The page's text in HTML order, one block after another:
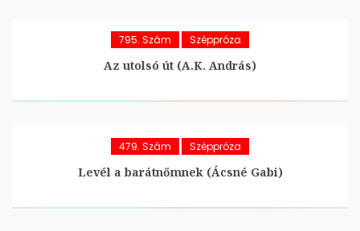
795. Szám Széppróza
Az utolsó út (A.K. András)
479. Szám Széppróza
Levél a barátnőmnek (Ácsné Gabi)